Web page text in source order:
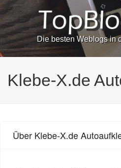
Die besten Weblogs in
Klebe-X.de
Über Klebe-X.de